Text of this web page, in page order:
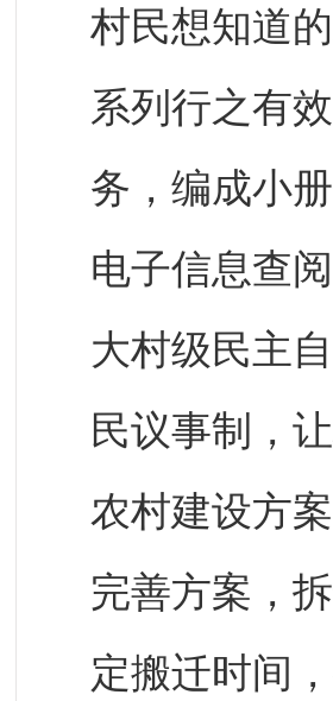
村民想知道
系列行之有
务，编成小
电子信息查
大村级民主
民议事制，
农村建设方
完善方案，
定搬迁时间